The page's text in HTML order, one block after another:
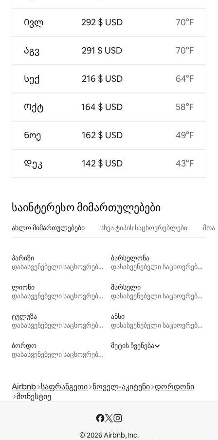
Ივლ
Აგვ
Სექ
Ოქტ
Ნოე
Დეკ
292 $ USD
291 $ USD
216 $ USD
164 $ USD
162 $ USD
142 $ USD
70°F
70°F
64°F
58°F
49°F
43°F
საინტერესო მიმართულებები
ახლო მიმართულებები სხვა ტიპის საცხოვრებლები
პარიზი
დასასვენებელი საცხოვრებლები
ბარსელონა
დასასვენებელი საცხოვრებლები
ლიონი
დასასვენებელი საცხოვრებლები
მარსელი
დასასვენებელი საცხოვრებლები
ტულუზა
დასასვენებელი საცხოვრებლები
ანსი
დასასვენებელი საცხოვრებლები
ბორდო
დასასვენებელი საცხოვრებლები
მეტის ჩვენება
Airbnb საფრანგეთი ნოველ-აკიტენი დორდონი
მონესტიე
© 2026 Airbnb, Inc.